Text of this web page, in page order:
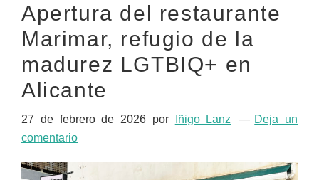
Apertura del restaurante
Marimar, refugio de la
madurez LGTBIQ+ en
Alicante
27 de febrero de 2026 por Iñigo Lanz
Deja un
comentario